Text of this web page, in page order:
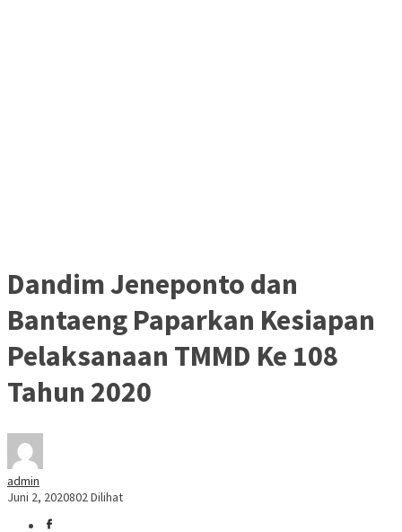
Dandim Jeneponto dan
Bantaeng Paparkan Kesiapan
Pelaksanaan TMMD Ke 108
Tahun 2020
admin
Juni 2, 2020802 Dilihat